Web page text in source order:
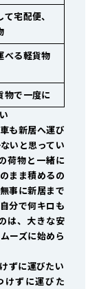
宅配便、
べる軽貨物
物で一度に
も新居へ運び
いと思ってい
荷物と一緒に
まま積めるの
事に新居まで
分で何キロも
は、大きな安
ーズに始めら
ずに運びたい
けずに運びた